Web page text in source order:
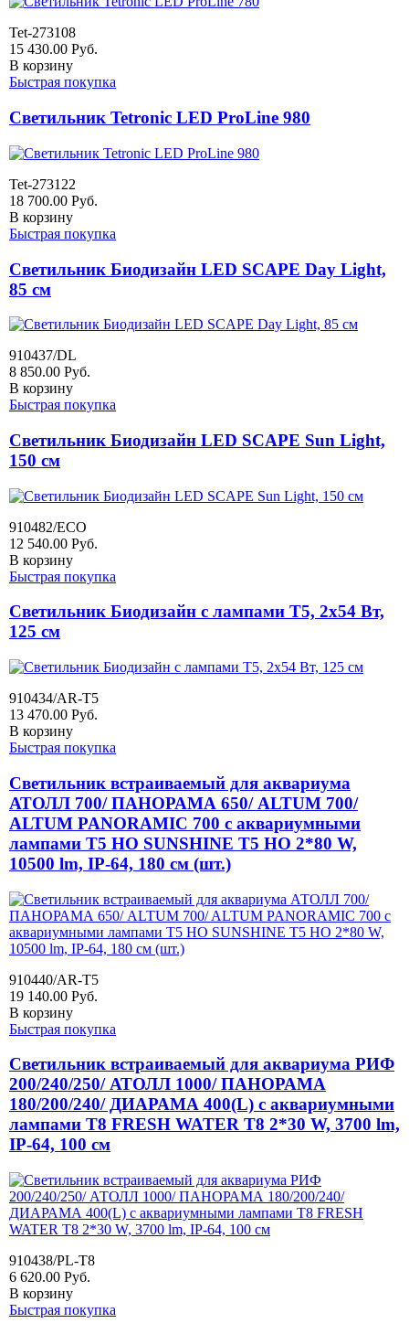
Tet-273108
15 430.00 Руб.
В корзину
Быстрая покупка
Светильник Tetronic LED ProLine 980
Tet-273122
18 700.00 Руб.
В корзину
Быстрая покупка
Светильник Биодизайн LED SCAPE Day Light,
85 см
910437/DL
8 850.00 Руб.
В корзину
Быстрая покупка
Светильник Биодизайн LED SCAPE Sun Light,
150 см
910482/ECO
12 540.00 Руб.
В корзину
Быстрая покупка
Светильник Биодизайн с лампами T5, 2х54 Вт,
125 см
910434/AR-T5
13 470.00 Руб.
В корзину
Быстрая покупка
Светильник встраиваемый для аквариума
АТОЛЛ 700/ ПАНОРАМА 650/ ALTUM 700/
ALTUM PANORAMIC 700 с аквариумными
лампами Т5 HO SUNSHINE T5 HO 2*80 W,
10500 lm, IP-64, 180 см (шт.)
910440/AR-T5
19 140.00 Руб.
В корзину
Быстрая покупка
Светильник встраиваемый для аквариума РИФ
200/240/250/ АТОЛЛ 1000/ ПАНОРАМА
180/200/240/ ДИАРАМА 400(L) с аквариумными
лампами Т8 FRESH WATER T8 2*30 W, 3700 lm,
IP-64, 100 см
910438/PL-T8
6 620.00 Руб.
В корзину
Быстрая покупка